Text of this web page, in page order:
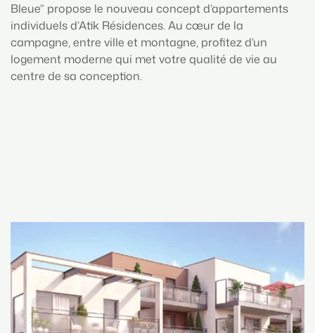
Bleue” propose le nouveau concept d’appartements
individuels d’Atik Résidences. Au cœur de la
campagne, entre ville et montagne, profitez d’un
logement moderne qui met votre qualité de vie au
centre de sa conception.